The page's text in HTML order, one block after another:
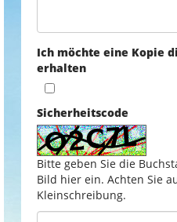
Ich möchte eine Kopie
erhalten
Sicherheitscode
Bitte geben Sie die
Bild hier ein. Achten Sie
Kleinschreibung.